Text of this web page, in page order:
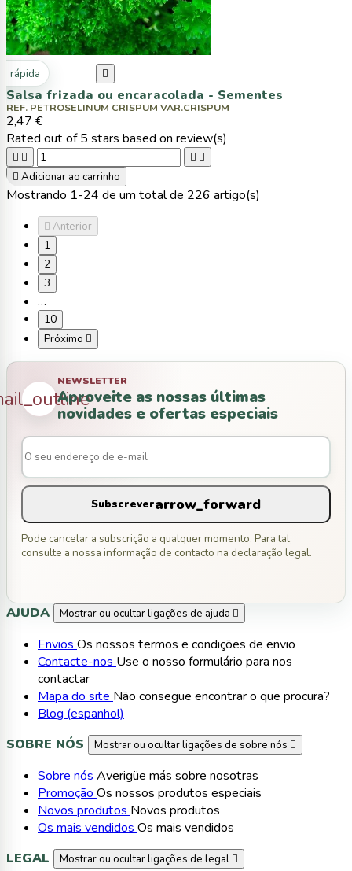
rápida 
Salsa frizada ou encaracolada - Sementes
REF. PETROSELINUM CRISPUM VAR.CRISPUM
2,47 €
Rated out of 5 stars based on review(s)
   
 Adicionar ao carrinho
Mostrando 1-24 de um total de 226 artigo(s)
 Anterior
1
2
3
…
10
Próximo 
NEWSLETTER
Aproveite as nossas últimas
novidades e ofertas especiais
Subscreverarrow_forward
Pode cancelar a subscrição a qualquer momento. Para tal,
consulte a nossa informação de contacto na declaração legal.
AJUDA Mostrar ou ocultar ligações de ajuda 
Envios Os nossos termos e condições de envio
Contacte-nos Use o nosso formulário para nos
contactar
Mapa do site Não consegue encontrar o que procura?
Blog (espanhol)
SOBRE NÓS
Mostrar ou ocultar ligações de sobre nós 
Sobre nós Averigüe más sobre nosotras
Promoção Os nossos produtos especiais
Novos produtos Novos produtos
Os mais vendidos Os mais vendidos
LEGAL
Mostrar ou ocultar ligações de legal 